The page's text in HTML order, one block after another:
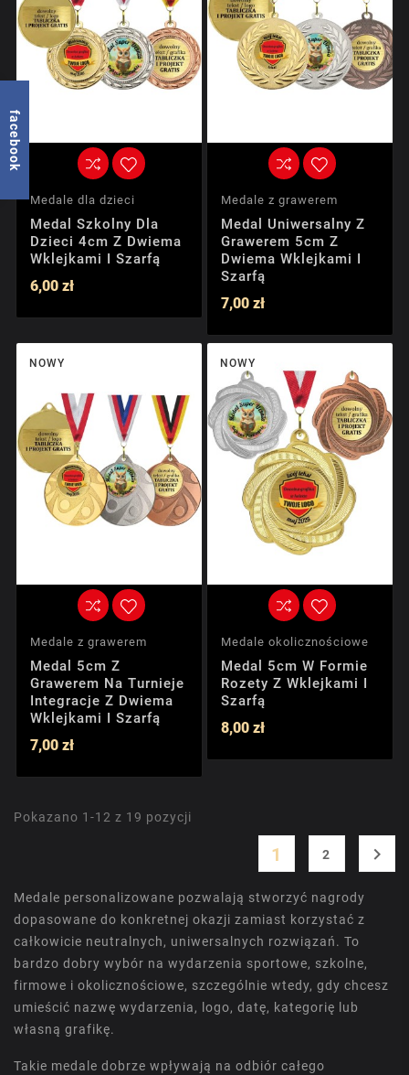
Medale dla dzieci
Medal Szkolny Dla
Dzieci 4cm Z Dwiema
Wklejkami I Szarfą
6,00 zł
Medale z grawerem
Medal Uniwersalny Z
Grawerem 5cm Z
Dwiema Wklejkami I
Szarfą
7,00 zł
NOWY
Medale z grawerem
Medal 5cm Z
Grawerem Na Turnieje
Integracje Z Dwiema
Wklejkami I Szarfą
7,00 zł
NOWY
Medale okolicznościowe
Medal 5cm W Formie
Rozety Z Wklejkami I
Szarfą
8,00 zł
Pokazano 1-12 z 19 pozycji
1 2 
Medale personalizowane pozwalają stworzyć nagrody
dopasowane do konkretnej okazji zamiast korzystać z
całkowicie neutralnych, uniwersalnych rozwiązań. To
bardzo dobry wybór na wydarzenia sportowe, szkolne,
firmowe i okolicznościowe, szczególnie wtedy, gdy chcesz
umieścić nazwę wydarzenia, logo, datę, kategorię lub
własną grafikę.
Takie medale dobrze wpływają na odbiór całego
facebook